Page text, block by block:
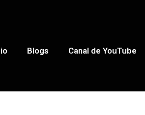
Blogs Canal de YouTube